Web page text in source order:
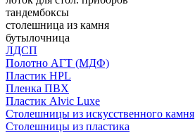
тандембоксы
столешница из камня
бутылочница
ЛДСП
Полотно АГТ (МДФ)
Пластик HPL
Пленка ПВХ
Пластик Alvic Luxe
Столешницы из искусственного камня
Столешницы из пластика